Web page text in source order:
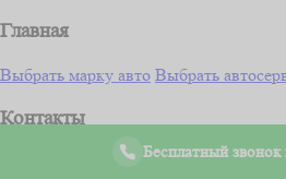
Главная
Выбрать марку авто Выбрать
Контакты
+7 (800) 301-96-99 info@wilgood.ru
Бесплатный звонок